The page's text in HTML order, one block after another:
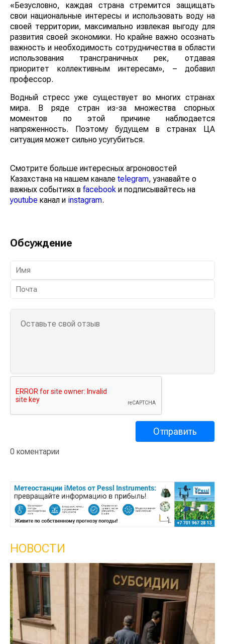
«Безусловно, каждая страна стремится защищать
свои национальные интересы и использовать воду на
своей территории, максимально извлекая выгоду для
развития своей экономики. Но крайне важно осознать
важность и необходимость сотрудничества в области
использования трансграничных рек, отдавая
приоритет коллективным интересам», – добавил
профессор.
Водный стресс уже существует во многих странах
мира. В ряде стран из-за множества спорных
моментов по этой причине наблюдается
напряженность. Поэтому будущем в странах ЦА
ситуация может сильно усугубиться.
Смотрите больше интересных агроновостей
Казахстана на нашем канале telegram, узнавайте о
важных событиях в facebook и подписывайтесь на
youtube канал и instagram.
Обсуждение
0 коментарии
НОВОСТИ